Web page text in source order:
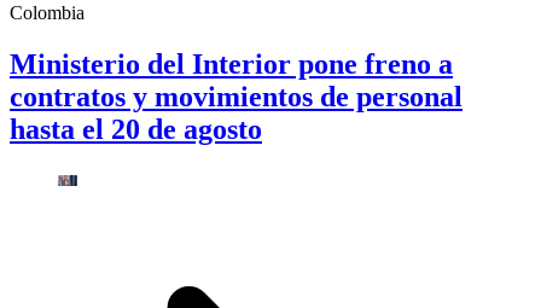
Colombia
Ministerio del Interior pone freno a
contratos y movimientos de personal
hasta el 20 de agosto